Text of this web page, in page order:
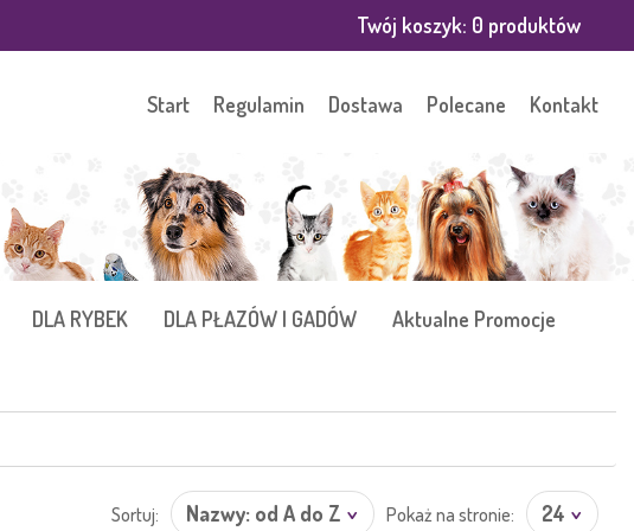
Twój koszyk: 0 produktów
Start Regulamin Dostawa Polecane Kontakt
DLA RYBEK DLA PŁAZÓW I GADÓW Aktualne Promocje
Sortuj: Nazwy: od A do Z Pokaż na stronie: 24